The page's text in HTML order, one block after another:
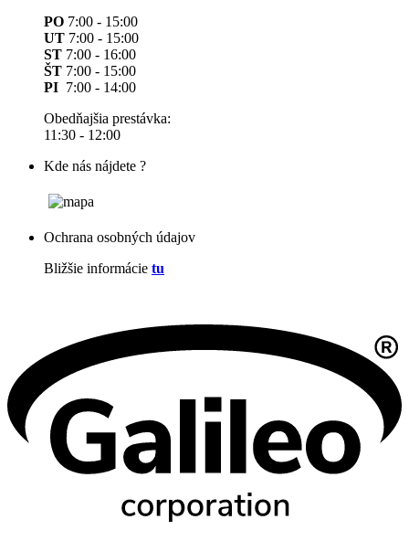
PO 7:00 - 15:00
UT 7:00 - 15:00
ST 7:00 - 16:00
ŠT 7:00 - 15:00
PI 7:00 - 14:00
Obedňajšia prestávka:
11:30 - 12:00
Kde nás nájdete ?
Ochrana osobných údajov
Bližšie informácie tu